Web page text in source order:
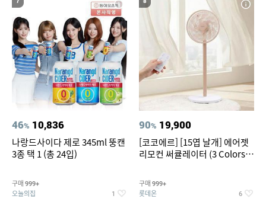
46% 10,836
나랑드사이다 제로 345ml 뚱캔
3종 택 1 (총 24입)
구매 999+
오늘의집 1
90% 19,900
[코코에르] [15엽 날개] 에어젯
리모컨 써큘레이터 (3 Colors
구매 999+
롯데온 6